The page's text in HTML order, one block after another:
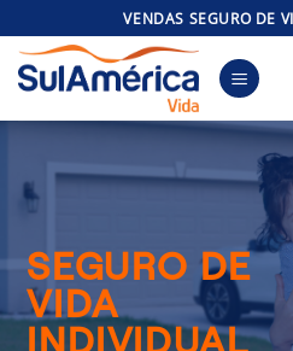
to
content
VENDAS SEGURO DE
SEGURO DE
VIDA
INDIVIDUAL